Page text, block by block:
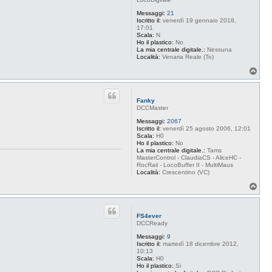
Messaggi: 21
Iscritto il: venerdì 19 gennaio 2018,
17:01
Scala: N
Ho il plastico: No
La mia centrale digitale.: Nessuna
Località: Venaria Reale (To)
o
Fanky
DCCMaster
Messaggi: 2067
Iscritto il: venerdì 25 agosto 2006, 12:01
Scala: H0
Ho il plastico: No
La mia centrale digitale.: Tams
MasterControl - ClaudiaCS - AliceHC -
RocRail - LocoBuffer II - MultiMaus
Località: Crescentino (VC)
o
FS4ever
DCCReady
Messaggi: 9
Iscritto il: martedì 18 dicembre 2012,
10:13
Scala: H0
Ho il plastico: Si